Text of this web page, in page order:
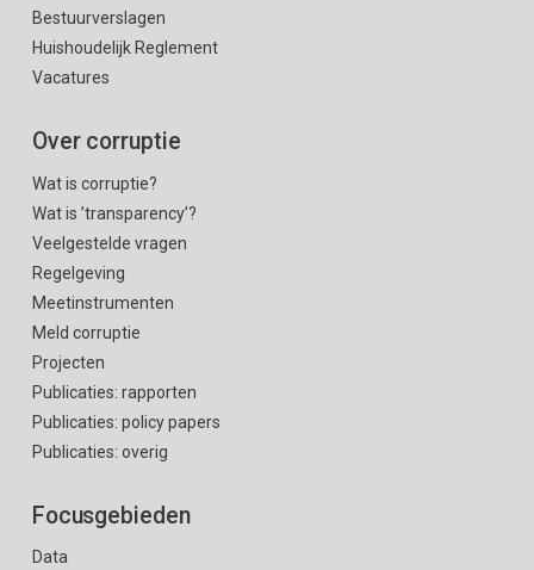
Bestuurverslagen
Huishoudelijk Reglement
Vacatures
Over corruptie
Wat is corruptie?
Wat is ’transparency’?
Veelgestelde vragen
Regelgeving
Meetinstrumenten
Meld corruptie
Projecten
Publicaties: rapporten
Publicaties: policy papers
Publicaties: overig
Focusgebieden
Data